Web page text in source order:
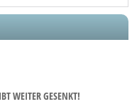
WEITER GESENKT!